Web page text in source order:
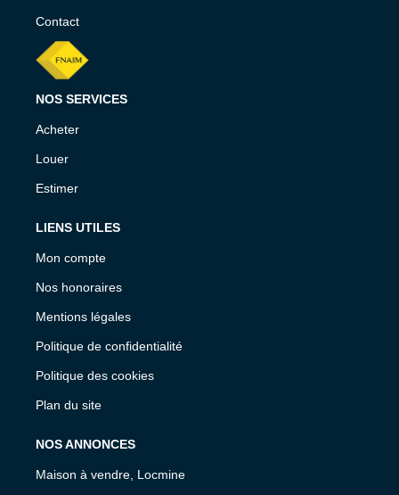
Contact
NOS SERVICES
Acheter
Louer
Estimer
LIENS UTILES
Mon compte
Nos honoraires
Mentions légales
Politique de confidentialité
Politique des cookies
Plan du site
NOS ANNONCES
Maison à vendre, Locmine